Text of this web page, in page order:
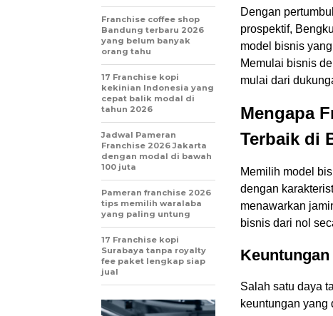
Dengan
prospektif,
model bisnis
Memulai bisnis
mulai dari
Mengapa
Terbaik di
Memilih model
dengan
menawarkan
bisnis dari nol
Salah satu daya
keuntungan yang
Franchise coffee shop
Bandung terbaru 2026
yang belum banyak
orang tahu
17 Franchise kopi
kekinian Indonesia yang
cepat balik modal di
tahun 2026
Jadwal Pameran
Franchise 2026 Jakarta
dengan modal di bawah
100 juta
Pameran franchise 2026
tips memilih waralaba
yang paling untung
17 Franchise kopi
Surabaya tanpa royalty
fee paket lengkap siap
jual